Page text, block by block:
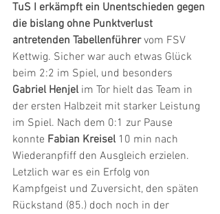
TuS I erkämpft ein Unentschieden gegen
die bislang ohne Punktverlust
antretenden Tabellenführer vom FSV
Kettwig. Sicher war auch etwas Glück
beim 2:2 im Spiel, und besonders
Gabriel Henjel im Tor hielt das Team in
der ersten Halbzeit mit starker Leistung
im Spiel. Nach dem 0:1 zur Pause
konnte Fabian Kreisel 10 min nach
Wiederanpfiff den Ausgleich erzielen.
Letzlich war es ein Erfolg von
Kampfgeist und Zuversicht, den späten
Rückstand (85.) doch noch in der